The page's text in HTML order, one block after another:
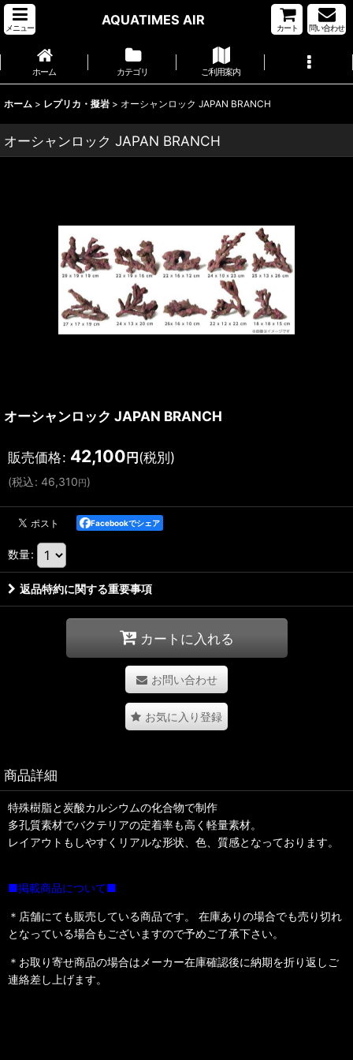
メニュー
AQUATIMES AIR
カート 問い合わせ
ホーム カテゴリ ご利用案内
ホーム > レプリカ・擬岩 > オーシャンロック JAPAN BRANCH
オーシャンロック JAPAN BRANCH
オーシャンロック JAPAN BRANCH
販売価格: 42,100 円 (税別)
(税込: 46,310円)
Facebookでシェア
数量:
返品特約に関する重要事項
カートに入れる
お問い合わせ
お気に入り登録
商品詳細
特殊樹脂と炭酸カルシウムの化合物で制作
多孔質素材でバクテリアの定着率も高く軽量素材。
レイアウトもしやすくリアルな形状、色、質感となっております。
■掲載商品について■
＊店舗にても販売している商品です。 在庫ありの場合でも売り切れ
となっている場合もございますので予めご了承下さい。
＊お取り寄せ商品の場合はメーカー在庫確認後に納期を折り返しご
連絡差し上げます。